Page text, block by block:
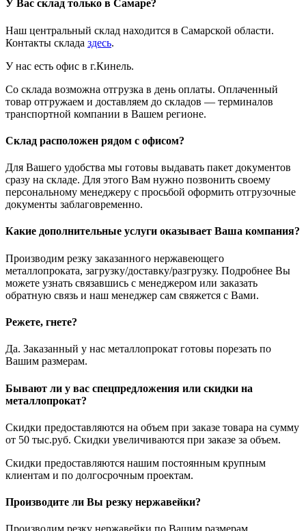
У Вас склад только в Самаре?
Наш центральный склад находится в Самарской области.
Контакты склада здесь.
У нас есть офис в г.Кинель.
Со склада возможна отгрузка в день оплаты. Оплаченный
товар отгружаем и доставляем до складов — терминалов
транспортной компании в Вашем регионе.
Склад расположен рядом с офисом?
Для Вашего удобства мы готовы выдавать пакет документов
сразу на складе. Для этого Вам нужно позвонить своему
персональному менеджеру с просьбой оформить отгрузочные
документы заблаговременно.
Какие дополнительные услуги оказывает Ваша компания?
Производим резку заказанного нержавеющего
металлопроката, загрузку/доставку/разгрузку. Подробнее Вы
можете узнать связавшись с менеджером или заказать
обратную связь и наш менеджер сам свяжется с Вами.
Режете, гнете?
Да. Заказанный у нас металлопрокат готовы порезать по
Вашим размерам.
Бывают ли у вас спецпредложения или скидки на
металлопрокат?
Скидки предоставляются на объем при заказе товара на сумму
от 50 тыс.руб. Скидки увеличиваются при заказе за объем.
Скидки предоставляются нашим постоянным крупным
клиентам и по долгосрочным проектам.
Производите ли Вы резку нержавейки?